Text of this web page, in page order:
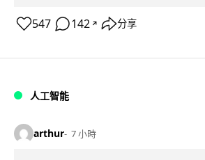
547 142 ↗ 分享
人工智能
arthur 7 小時